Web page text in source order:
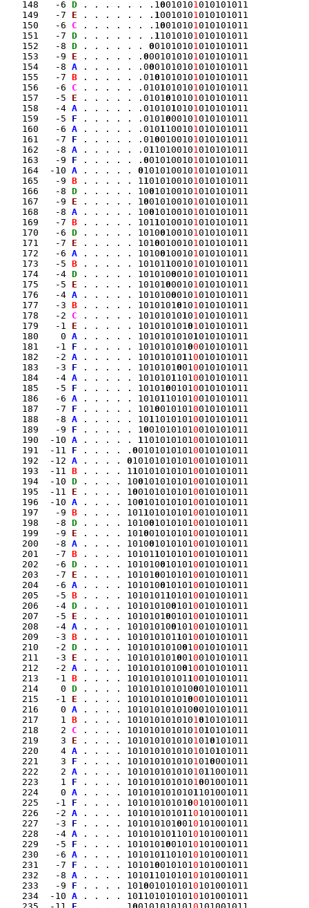
   148   -6
D . . . . . . .1 0010101 010101011
   149   -7
E . . . . . . . 10010101 010101011
   150   -6
C . . . . . . .1 0010101 010101011
   151   -7
D . . . . . . . 1 1010101 010101011
   152   -8
D . . . . . . 001010101 010101011
   153   -9
E . . . . . . 0001010101 010101011
   154   -8
A . . . . . .0001010101 010101011
   155   -7
B . . . . . .01 01010101 010101011
   156   -6
C . . . . . .0101010101 010101011
   157   -5
E . . . . . .0101 010101 010101011
   158   -4
A . . . . . .0101010101 010101011
   159   -5
F . . . . . .0101 000101 010101011
   160   -6
A . . . . . .0101 100101 010101011
   161   -7
F . . . . . .01 00100101 010101011
   162   -8
A . . . . . .01 10100101 010101011
   163   -9
F . . . . . . 0010100101 010101011
   164  -10
A . . . . . 01010100101 010101011
   165   -9
B . . . . . 1 1010100101 010101011
   166   -8
D . . . . . 10010100101 010101011
   167   -9
E . . . . . 1 0010100101 010101011
   168   -8
A . . . . . 10010100101 010101011
   169   -7
B . . . . . 101 10100101 010101011
   170   -6
D . . . . . 10100100101 010101011
   171   -7
E . . . . . 101 00100101 010101011
   172   -6
A . . . . . 10100100101 010101011
   173   -5
B . . . . . 10101 100101 010101011
   174   -4
D . . . . . 10101000101 010101011
   175   -5
E . . . . . 10101 000101 010101011
   176   -4
A . . . . . 10101000101 010101011
   177   -3
B . . . . . 1010101 0101 010101011
   178   -2
C . . . . . 10101010101 010101011
   179   -1
E . . . . . 101010101 01 010101011
   180    0
A . . . . . 10101010101010101011
   181   -1
F . . . . . 101010101 00010101011
   182   -2
A . . . . . 101010101 1 0010101011
   183   -3
F . . . . . 1010101 001 0010101011
   184   -4
A . . . . . 1010101 101 0010101011
   185   -5
F . . . . . 10101 00101 0010101011
   186   -6
A . . . . . 10101 10101 0010101011
   187   -7
F . . . . . 101 0010101 0010101011
   188   -8
A . . . . . 101 1010101 0010101011
   189   -9
F . . . . . 1 001010101 0010101011
   190  -10
A . . . . . 1 101010101 0010101011
   191  -11
F . . . . . 00101010101 0010101011
   192  -12
A . . . . 010101010101 0010101011
   193  -11
B . . . . 1 10101010101 0010101011
   194  -10
D . . . . 100101010101 0010101011
   195  -11
E . . . . 1 00101010101 0010101011
   196  -10
A . . . . 100101010101 0010101011
   197   -9
B . . . . 101 101010101 0010101011
   198   -8
D . . . . 101001010101 0010101011
   199   -9
E . . . . 101 001010101 0010101011
   200   -8
A . . . . 101001010101 0010101011
   201   -7
B . . . . 10101 1010101 0010101011
   202   -6
D . . . . 101010010101 0010101011
   203   -7
E . . . . 10101 0010101 0010101011
   204   -6
A . . . . 101010010101 0010101011
   205   -5
B . . . . 1010101 10101 0010101011
   206   -4
D . . . . 101010100101 0010101011
   207   -5
E . . . . 1010101 00101 0010101011
   208   -4
A . . . . 101010100101 0010101011
   209   -3
B . . . . 101010101 101 0010101011
   210   -2
D . . . . 101010101001 0010101011
   211   -3
E . . . . 101010101 001 0010101011
   212   -2
A . . . . 101010101001 0010101011
   213   -1
B . . . . 10101010101 10010101011
   214    0
D . . . . 1010101010100010101011
   215   -1
E . . . . 10101010101 00010101011
   216    0
A . . . . 1010101010100010101011
   217    1
B . . . . 1010101010101 010101011
   218    2
C . . . . 1010101010101 010101011
   219    3
E . . . . 1010101010101 01 0101011
   220    4
A . . . . 1010101010101 010101011
   221    3
F . . . . 1010101010101 01 0001011
   222    2
A . . . . 1010101010101 01 1001011
   223    1
F . . . . 1010101010101 001001011
   224    0
A . . . . 1010101010101 101001011
   225   -1
F . . . . 10101010101 00101001011
   226   -2
A . . . . 10101010101 1 0101001011
   227   -3
F . . . . 101010101 001 0101001011
   228   -4
A . . . . 101010101 101 0101001011
   229   -5
F . . . . 1010101 00101 0101001011
   230   -6
A . . . . 1010101 10101 0101001011
   231   -7
F . . . . 10101 0010101 0101001011
   232   -8
A . . . . 10101 1010101 0101001011
   233   -9
F . . . . 101 001010101 0101001011
   234  -10
A . . . . 101 101010101 0101001011